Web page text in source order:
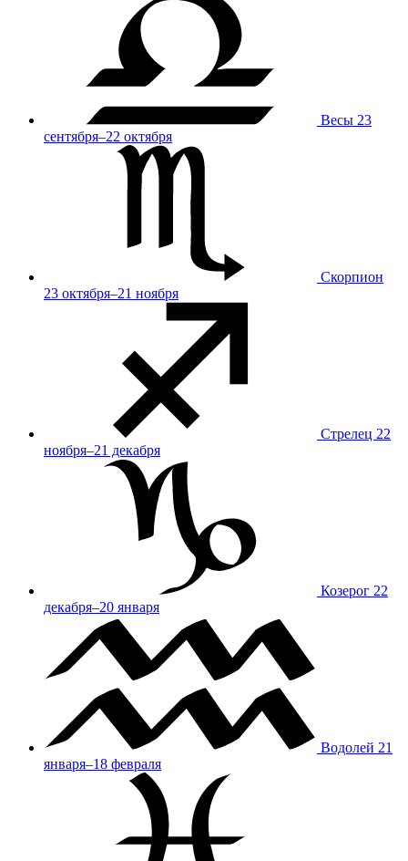
Весы 23
сентября–22 октября
Скорпион
23 октября–21 ноября
Стрелец 22
ноября–21 декабря
Козерог 22
декабря–20 января
Водолей 21
января–18 февраля